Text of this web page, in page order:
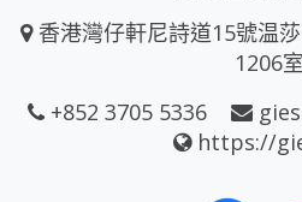
香港灣仔軒尼詩道15號温
1206室
+852 3705 5336
https://